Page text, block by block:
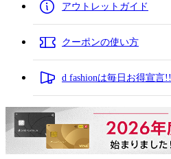
アウトレットガイド
クーポンの使い方
d fashionは毎日お得宣言!!